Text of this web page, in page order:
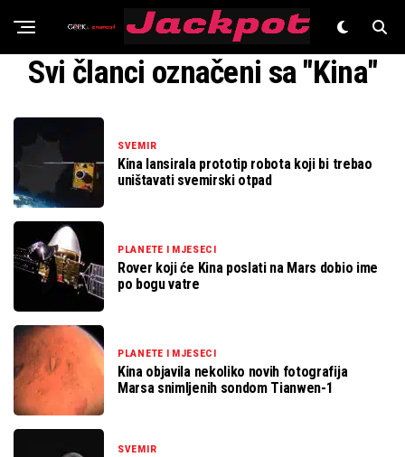
Znanost
Svi članci označeni sa "Kina"
SVEMIR
Kina lansirala prototip robota koji bi trebao
uništavati svemirski otpad
PLANETE I MJESECI
Rover koji će Kina poslati na Mars dobio ime
po bogu vatre
PLANETE I MJESECI
Kina objavila nekoliko novih fotografija
Marsa snimljenih sondom Tianwen-1
SVEMIR